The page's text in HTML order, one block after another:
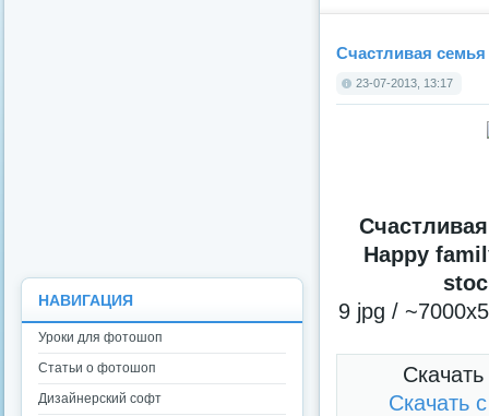
Счастливая
23-07-2013, 13:17
Happy
9 jpg /
Скачать
НАВИГАЦИЯ
Уроки для фотошоп
Статьи о фотошоп
Дизайнерский софт